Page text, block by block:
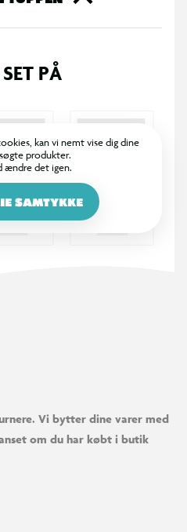
PÅ
kan vi nemt vise dig dine
produkter.
ændre det igen.
SAMTYKKE
Vi bytter dine varer med
om du har købt i butik